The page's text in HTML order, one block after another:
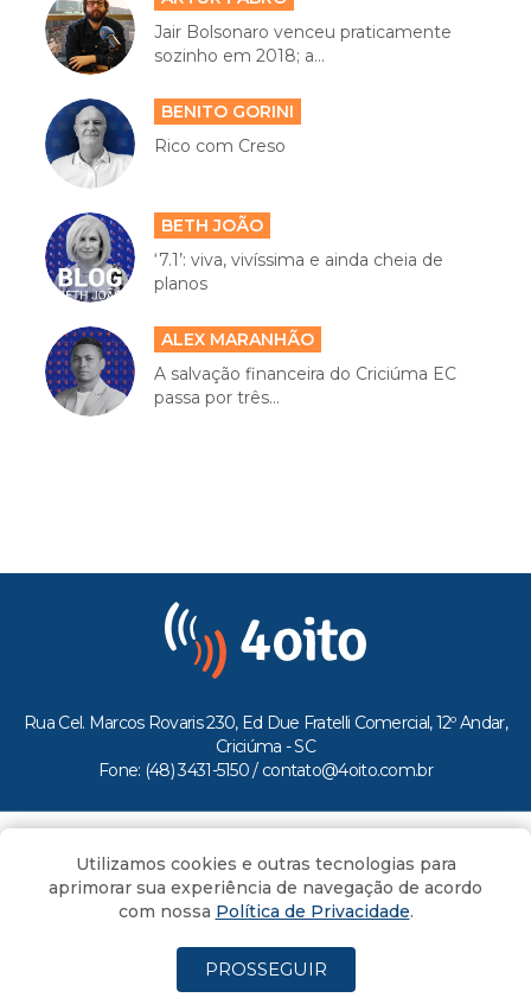
Jair Bolsonaro venceu praticamente
sozinho em 2018; a...
BENITO GORINI
Rico com Creso
BETH JOÃO
‘7.1’: viva, vivíssima e ainda cheia de
planos
ALEX MARANHÃO
A salvação financeira do Criciúma EC
passa por três...
Rua Cel. Marcos Rovaris 230, Ed Due Fratelli Comercial, 12º Andar,
Criciúma - SC
Fone: (48) 3431-5150 / contato@4oito.com.br
Todos os direitos reservados ao Portal 4oito
Utilizamos cookies e outras tecnologias para
aprimorar sua experiência de navegação de acordo
com nossa Política de Privacidade.
PROSSEGUIR